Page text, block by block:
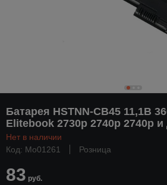
Батарея HSTNN-CB45 11,1В
Elitebook 2730p 2740p 2740p и
Нет в наличии
Код: Mo01261
Розница
83 руб.